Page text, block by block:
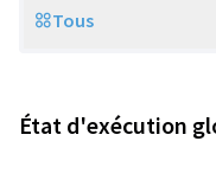
Scope
Tous
État d'exécution